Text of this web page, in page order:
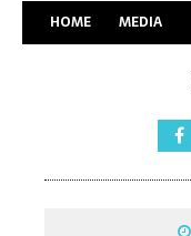
HOME MEDIA